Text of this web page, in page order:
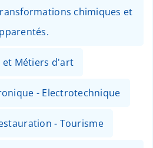
chimiques et
et Métiers d'art
- Electrotechnique
- Tourisme